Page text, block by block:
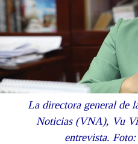
La directora general de
Noticias (VNA), Vu
entrevista.